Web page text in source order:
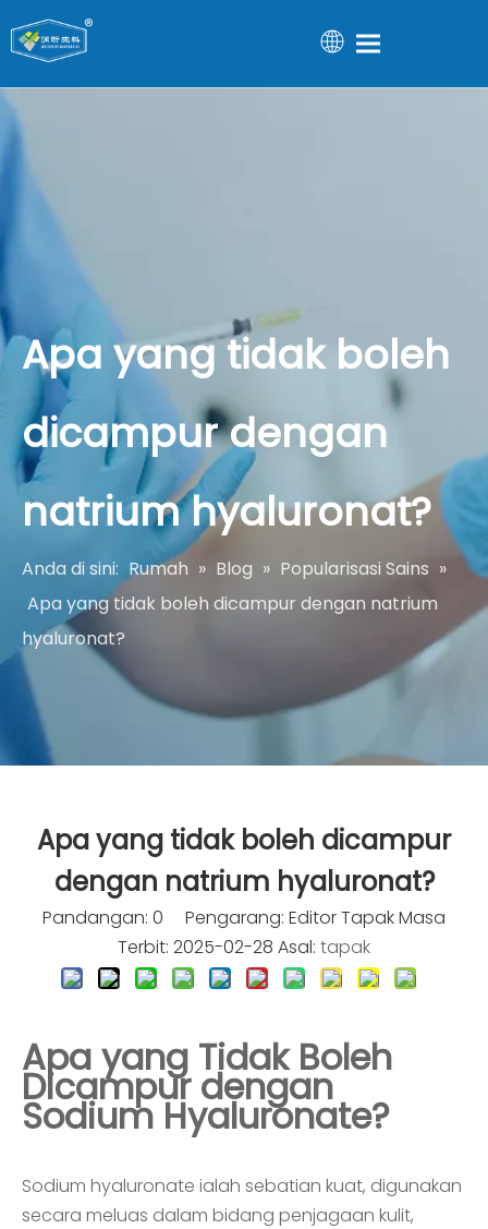
Apa yang tidak boleh
dicampur dengan
natrium hyaluronat?
Anda di sini: Rumah » Blog » Popularisasi Sains »
Apa yang tidak boleh dicampur dengan natrium
hyaluronat?
Apa yang tidak boleh dicampur
dengan natrium hyaluronat?
Pandangan: 0 Pengarang: Editor Tapak Masa
Terbit: 2025-02-28 Asal: tapak
Apa yang Tidak Boleh
Dicampur dengan
Sodium Hyaluronate?
Sodium hyaluronate ialah sebatian kuat, digunakan
secara meluas dalam bidang penjagaan kulit,